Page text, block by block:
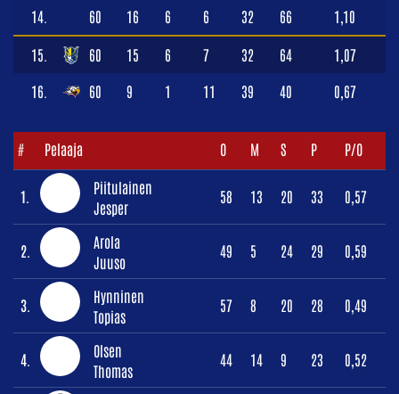
14. 60 16 6 6 32 66 1,10
15. 60 15 6 7 32 64 1,07
16. 60 9 1 11 39 40 0,67
# Pelaaja O M S P P/O
1.
Piitulainen
Jesper
58 13 20 33 0,57
2.
Arola
Juuso
49 5 24 29 0,59
3.
Hynninen
Topias
57 8 20 28 0,49
4.
Olsen
Thomas
44 14 9 23 0,52